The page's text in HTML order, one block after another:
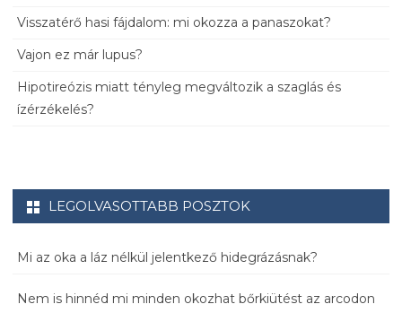
Visszatérő hasi fájdalom: mi okozza a panaszokat?
Vajon ez már lupus?
Hipotireózis miatt tényleg megváltozik a szaglás és
ízérzékelés?
LEGOLVASOTTABB POSZTOK
Mi az oka a láz nélkül jelentkező hidegrázásnak?
Nem is hinnéd mi minden okozhat bőrkiütést az arcodon